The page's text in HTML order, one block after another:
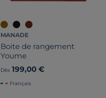
MANADE
Boite de rangement
Youme
Dès 199,00 €
Français